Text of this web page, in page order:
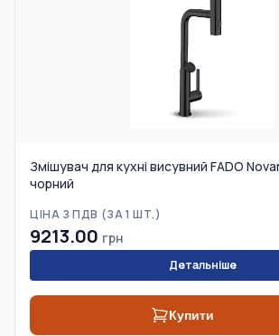
Змішувач для кухні висувний FADO
чорний
ЦІНА З ПДВ (ЗА 1 ШТ.)
9213.00 грн
Детальніше
Купити